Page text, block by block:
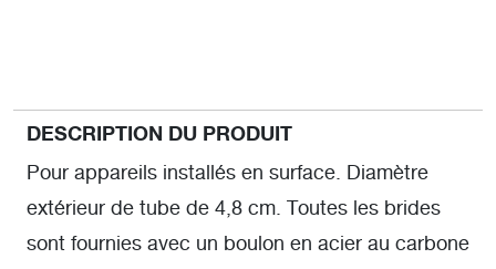
DESCRIPTION DU PRODUIT
Pour appareils installés en surface. Diamètre
extérieur de tube de 4,8 cm. Toutes les brides
sont fournies avec un boulon en acier au carbone